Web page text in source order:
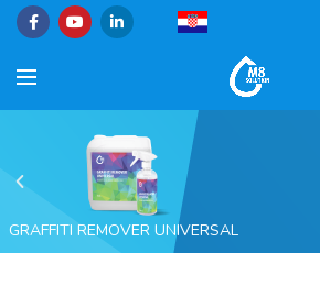
GRAFFITI REMOVER UNIVERSAL